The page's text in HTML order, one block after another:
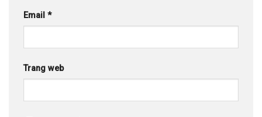
Email *
Trang web